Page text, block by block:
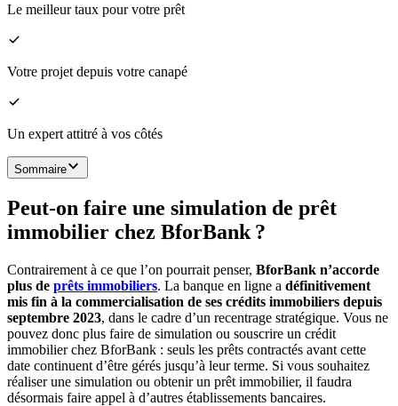
Le meilleur taux pour votre prêt
Votre projet depuis votre canapé
Un expert attitré à vos côtés
Sommaire
Peut-on faire une simulation de prêt
immobilier chez BforBank ?
Contrairement à ce que l’on pourrait penser, BforBank n’accorde
plus de prêts immobiliers. La banque en ligne a définitivement
mis fin à la commercialisation de ses crédits immobiliers depuis
septembre 2023, dans le cadre d’un recentrage stratégique. Vous ne
pouvez donc plus faire de simulation ou souscrire un crédit
immobilier chez BforBank : seuls les prêts contractés avant cette
date continuent d’être gérés jusqu’à leur terme. Si vous souhaitez
réaliser une simulation ou obtenir un prêt immobilier, il faudra
désormais faire appel à d’autres établissements bancaires.